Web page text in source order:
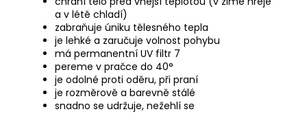
a v létě chladí)
zabraňuje úniku tělesného tepla
je lehké a zaručuje volnost pohybu
má permanentní UV filtr 7
pereme v pračce do 40°
je odolné proti oděru, při praní
je rozměrově a barevně stálé
snadno se udržuje, nežehlí se